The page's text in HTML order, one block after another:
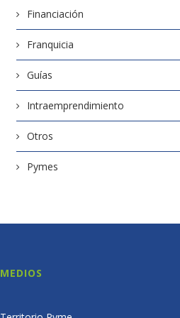
Financiación
Franquicia
Guías
Intraemprendimiento
Otros
Pymes
MEDIOS